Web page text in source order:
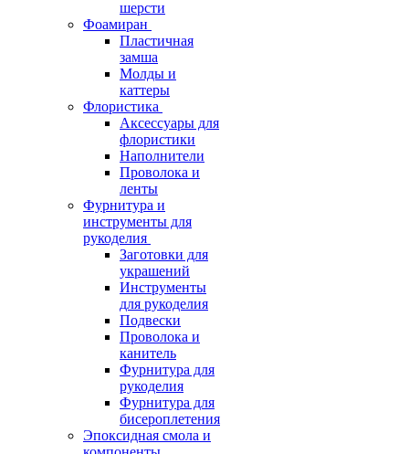
шерсти
Фоамиран
Пластичная
замша
Молды и
каттеры
Флористика
Аксессуары для
флористики
Наполнители
Проволока и
ленты
Фурнитура и
инструменты для
рукоделия
Заготовки для
украшений
Инструменты
для рукоделия
Подвески
Проволока и
канитель
Фурнитура для
рукоделия
Фурнитура для
бисероплетения
Эпоксидная смола и